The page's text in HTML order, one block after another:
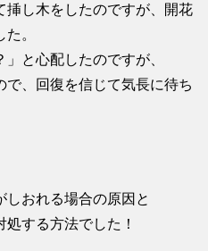
挿し木をしたのですが、開花
。
と心配したのですが、
、回復を信じて気長に待ち
しおれる場合の原因と
する方法でした！